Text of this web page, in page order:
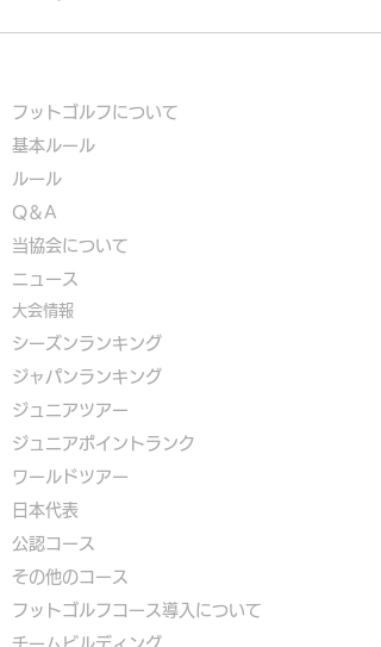
フットゴルフについて
基本ルール
ルール
Q＆A
​当協会について
​ニュース
大会情報
シーズンランキング
ジャパンランキング
ジュニアツアー
ジュニアポイントランク
​ワールドツアー
​​日本代表
公認コース
​その他のコース
​ フットゴルフコース導入について
​チームビルディング